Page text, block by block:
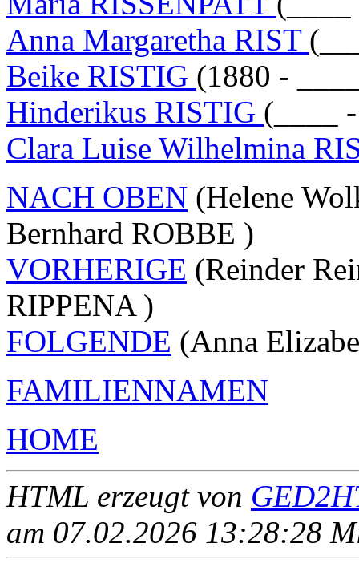
Anna Margaretha RIST
Beike RISTIG (1880 -
Hinderikus RISTIG (____
Clara Luise Wilhelmina
NACH OBEN (Helene
Bernhard ROBBE )
VORHERIGE (Reinder
RIPPENA )
FOLGENDE (Anna
FAMILIENNAMEN
HOME
HTML erzeugt von
am 07.02.2026 13:28:28